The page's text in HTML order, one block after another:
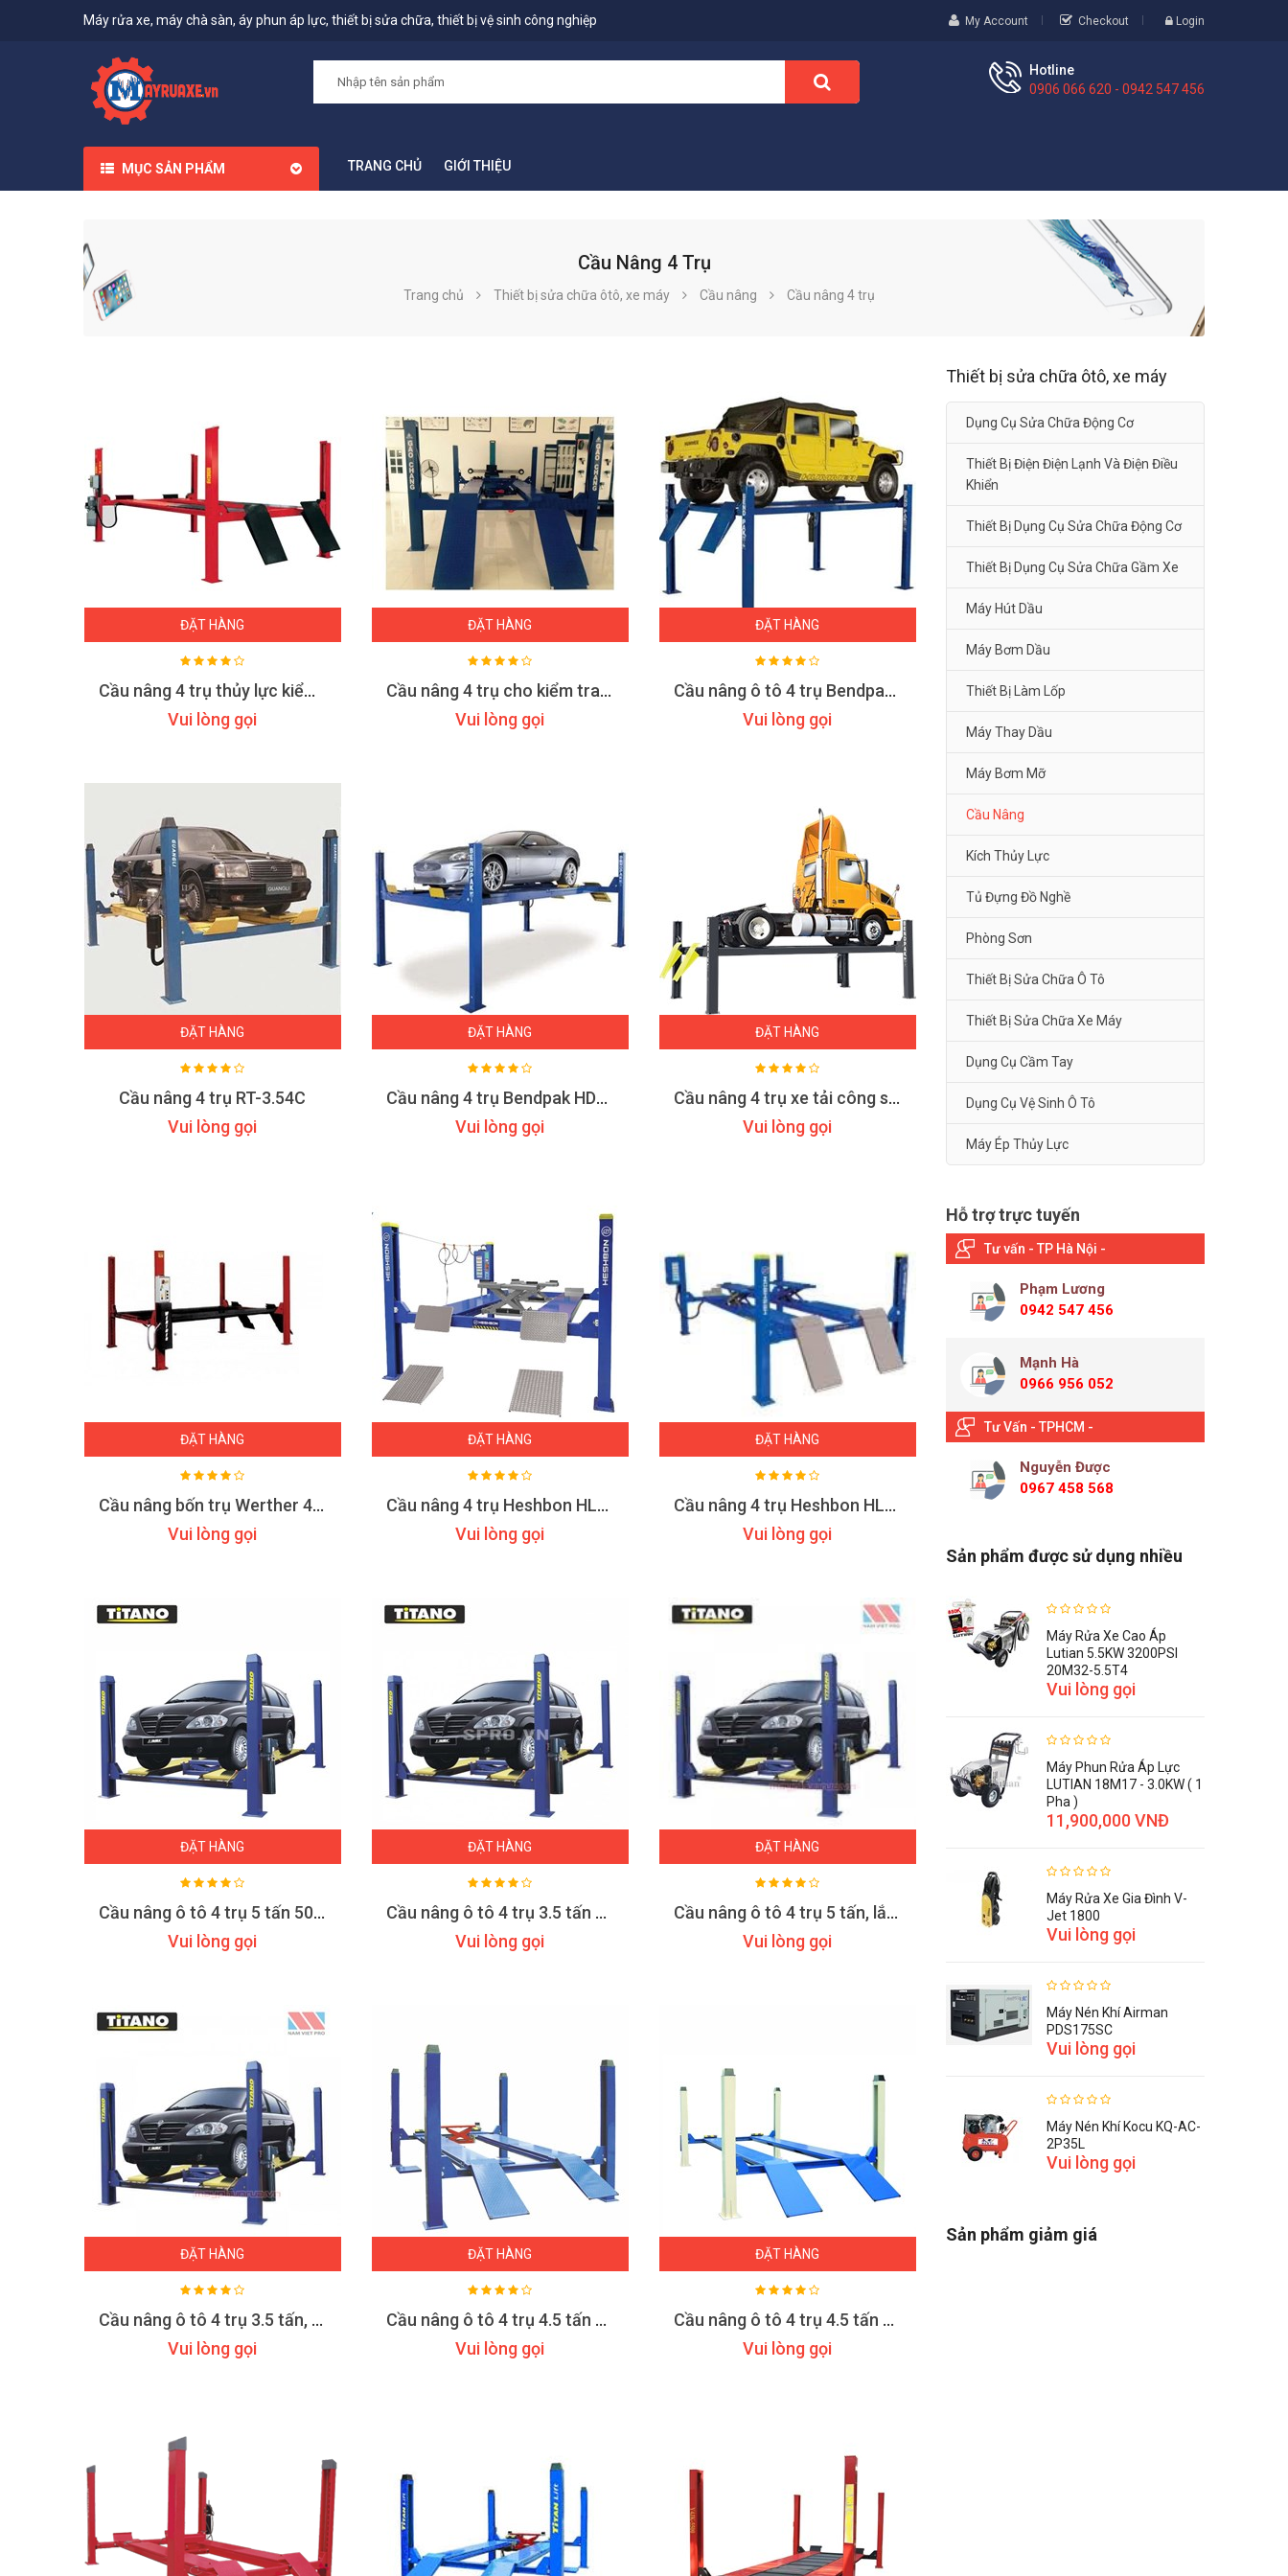
Máy rửa xe, máy chà sàn, áy phun áp lực, thiết bị sửa chữa, thiết bị vệ sinh công nghiệp My Account Checkout Login
Hotline
0906 066 620 - 0942 547 456
MỤC SẢN PHẨM TRANG CHỦ GIỚI THIỆU
Cầu Nâng 4 Trụ
Trang chủ Thiết bị sửa chữa ôtô, xe máy Cầu nâng Cầu nâng 4 trụ
ĐẶT HÀNG
Cầu nâng 4 trụ thủy lực kiểm tra góc lái ERCO 4004W CT
Vui lòng gọi
ĐẶT HÀNG
Cầu nâng 4 trụ cho kiểm tra góc lái 3D đời mới GC-4.5F4
Vui lòng gọi
ĐẶT HÀNG
Cầu nâng ô tô 4 trụ Bendpak HDS-14
Vui lòng gọi
ĐẶT HÀNG
Cầu nâng 4 trụ RT-3.54C
Vui lòng gọi
ĐẶT HÀNG
Cầu nâng 4 trụ Bendpak HDS-14LSX
Vui lòng gọi
ĐẶT HÀNG
Cầu nâng 4 trụ xe tải công suất 12 tấn Bendpak HDS27
Vui lòng gọi
ĐẶT HÀNG
Cầu nâng bốn trụ Werther 443
Vui lòng gọi
ĐẶT HÀNG
Cầu nâng 4 trụ Heshbon HL-46H
Vui lòng gọi
ĐẶT HÀNG
Cầu nâng 4 trụ Heshbon HL-3300W
Vui lòng gọi
ĐẶT HÀNG
Cầu nâng ô tô 4 trụ 5 tấn 5000A
Vui lòng gọi
ĐẶT HÀNG
Cầu nâng ô tô 4 trụ 3.5 tấn 3500A
Vui lòng gọi
ĐẶT HÀNG
Cầu nâng ô tô 4 trụ 5 tấn, lắp đĩa cân chỉnh bánh xe 5000B
Vui lòng gọi
ĐẶT HÀNG
Cầu nâng ô tô 4 trụ 3.5 tấn, lắp đĩa cân chỉnh bánh xe 3500B
Vui lòng gọi
ĐẶT HÀNG
Cầu nâng ô tô 4 trụ 4.5 tấn chỉnh góc đặt bánh xe GC-4.5F4
Vui lòng gọi
ĐẶT HÀNG
Cầu nâng ô tô 4 trụ 4.5 tấn GC-4.5F
Vui lòng gọi
Thiết bị sửa chữa ôtô, xe máy
Dụng Cụ Sửa Chữa Động Cơ
Thiết Bị Điện Điện Lạnh Và Điện Điều
Khiển
Thiết Bị Dụng Cụ Sửa Chữa Động Cơ
Thiết Bị Dụng Cụ Sửa Chữa Gầm Xe
Máy Hút Dầu
Máy Bơm Dầu
Thiết Bị Làm Lốp
Máy Thay Dầu
Máy Bơm Mỡ
Cầu Nâng
Kích Thủy Lực
Tủ Đựng Đồ Nghề
Phòng Sơn
Thiết Bị Sửa Chữa Ô Tô
Thiết Bị Sửa Chữa Xe Máy
Dụng Cụ Cầm Tay
Dụng Cụ Vệ Sinh Ô Tô
Máy Ép Thủy Lực
Hỗ trợ trực tuyến
Tư vấn - TP Hà Nội -
Phạm Lương
0942 547 456
Mạnh Hà
0966 956 052
Tư Vấn - TPHCM -
Nguyễn Được
0967 458 568
Sản phẩm được sử dụng nhiều
Máy Rửa Xe Cao Áp
Lutian 5.5KW 3200PSI
20M32-5.5T4
Vui lòng gọi
Máy Phun Rửa Áp Lực
LUTIAN 18M17 - 3.0KW ( 1
Pha )
11,900,000 VNĐ
Máy Rửa Xe Gia Đình V-
Jet 1800
Vui lòng gọi
Máy Nén Khí Airman
PDS175SC
Vui lòng gọi
Máy Nén Khí Kocu KQ-AC-
2P35L
Vui lòng gọi
Sản phẩm giảm giá